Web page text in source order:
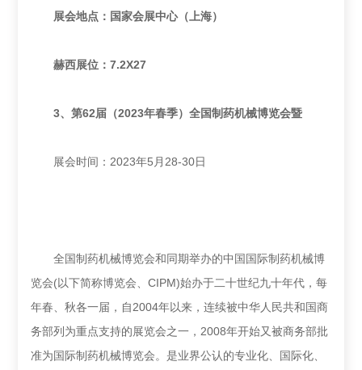
展会地点：国家会展中心（上海）
赫西展位：7.2X27
3、第62届（2023年春季）全国制药机械博览会暨
展会时间：2023年5月28-30日
全国制药机械博览会和同期举办的中国国际制药机械博
览会(以下简称博览会、CIPM)始办于二十世纪九十年代，每
年春、秋各一届，自2004年以来，连续被中华人民共和国商
务部列为重点支持的展览会之一，2008年开始又被商务部批
准为国际制药机械博览会。是业界公认的专业化、国际化、